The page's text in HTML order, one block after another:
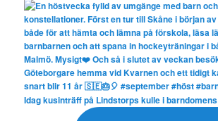
Idag kusinträff på Lindstorps kulle i barndomens